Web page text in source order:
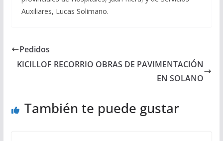
Auxiliares, Lucas Solimano.
Pedidos
KICILLOF RECORRIO OBRAS DE PAVIMENTACIÓN
EN SOLANO
También te puede gustar